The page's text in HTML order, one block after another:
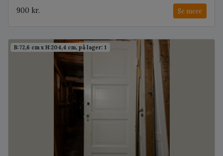
900 kr.
Se mere
B:72,6 cm x H:204,4 cm, på lager: 1